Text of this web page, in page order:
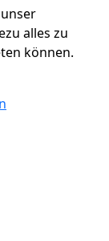
alles zu
können.